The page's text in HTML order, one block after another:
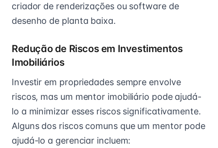
criador de renderizações ou software de
desenho de planta baixa.
Redução de Riscos em Investimentos
Imobiliários
Investir em propriedades sempre envolve
riscos, mas um mentor imobiliário pode ajudá-
lo a minimizar esses riscos significativamente.
Alguns dos riscos comuns que um mentor pode
ajudá-lo a gerenciar incluem: